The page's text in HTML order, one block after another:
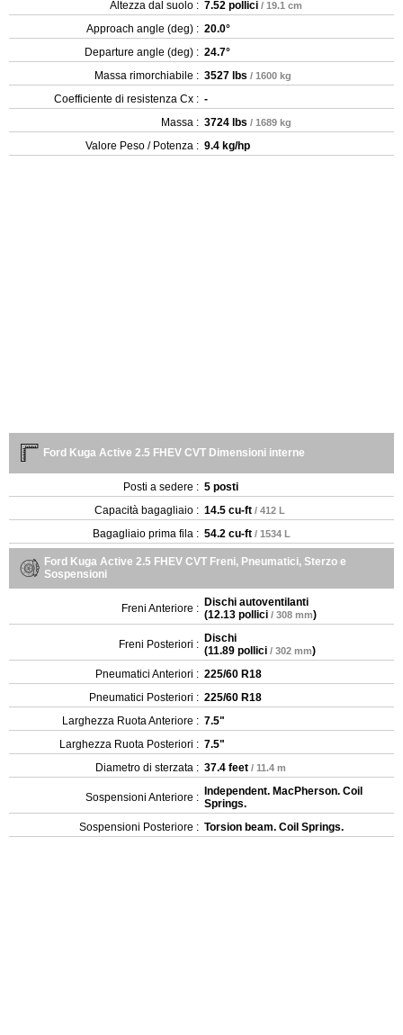
Altezza dal suolo : 7.52 pollici / 19.1 cm
Approach angle (deg) : 20.0°
Departure angle (deg) : 24.7°
Massa rimorchiabile : 3527 lbs / 1600 kg
Coefficiente di resistenza Cx : -
Massa : 3724 lbs / 1689 kg
Valore Peso / Potenza : 9.4 kg/hp
Ford Kuga Active 2.5 FHEV CVT Dimensioni interne
Posti a sedere : 5 posti
Capacità bagagliaio : 14.5 cu-ft / 412 L
Bagagliaio prima fila : 54.2 cu-ft / 1534 L
Ford Kuga Active 2.5 FHEV CVT Freni, Pneumatici, Sterzo e
Sospensioni
Freni Anteriore : Dischi autoventilanti
(12.13 pollici / 308 mm)
Freni Posteriori : Dischi
(11.89 pollici / 302 mm)
Pneumatici Anteriori : 225/60 R18
Pneumatici Posteriori : 225/60 R18
Larghezza Ruota Anteriore : 7.5"
Larghezza Ruota Posteriori : 7.5"
Diametro di sterzata : 37.4 feet / 11.4 m
Sospensioni Anteriore : Independent. MacPherson. Coil
Springs.
Sospensioni Posteriore : Torsion beam. Coil Springs.